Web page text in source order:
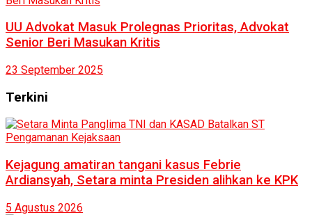
UU Advokat Masuk Prolegnas Prioritas, Advokat
Senior Beri Masukan Kritis
23 September 2025
Terkini
Kejagung amatiran tangani kasus Febrie
Ardiansyah, Setara minta Presiden alihkan ke KPK
5 Agustus 2026